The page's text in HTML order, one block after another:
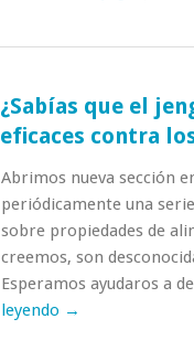
¿Sabías que el
eficaces contra
Abrimos nueva sección
periódicamente una
sobre propiedades de
creemos, son
Esperamos ayudaros a
leyendo →